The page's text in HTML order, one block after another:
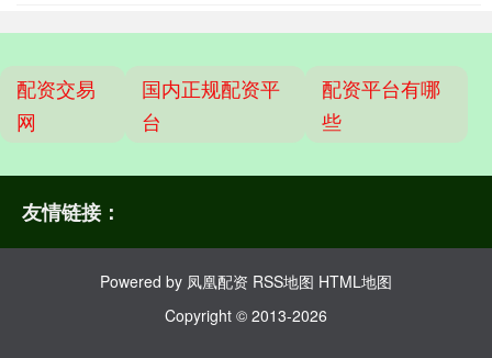
配资交易
网
国内正规配资平
台
配资平台有哪
些
友情链接：
Powered by 凤凰配资 RSS地图 HTML地图
Copyright © 2013-2026